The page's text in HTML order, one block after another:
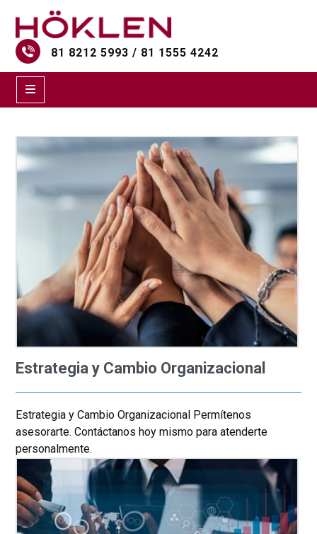
81 8212 5993 / 81 1555 4242
Estrategia y Cambio Organizacional
Estrategia y Cambio Organizacional Permítenos
asesorarte. Contáctanos hoy mismo para atenderte
personalmente.